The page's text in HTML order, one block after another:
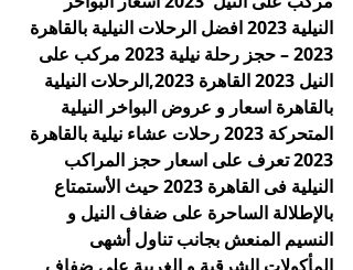
النيلية 2023 افضل الرحلات النيلية بالقاهرة
2023 – حجز رحلة نيلية 2023 مركب على
النيل 2023 القاهرة 2023,الرحلات النيلية
بالقاهرة اسعار و عروض البواخر النيلية
المتحركة 2023 رحلات عشاء نيلية بالقاهرة
2023 تعرف على اسعار حجز المراكب
النيلية فى القاهرة 2023 حيث الأستمتاع
بالإطلالة الساحرة على ضفاف النيل و
النسيم المنعش بجانب تناول أشهى